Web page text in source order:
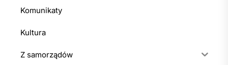
Komunikaty
Kultura
Z samorządów